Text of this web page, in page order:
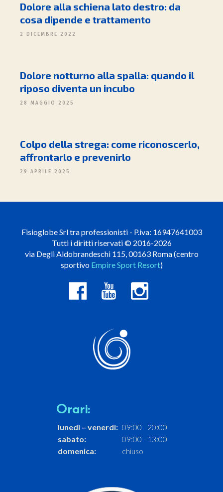
Dolore alla schiena lato destro: da
cosa dipende e trattamento
2 DICEMBRE 2022
Dolore notturno alla spalla: quando il
riposo diventa un incubo
28 MAGGIO 2025
Colpo della strega: come riconoscerlo,
affrontarlo e prevenirlo
29 APRILE 2025
Fisioglobe Srl tra professionisti - P.iva: 16947641003
Tutti i diritti riservati © 2016-2026
via Degli Aldobrandeschi 115, 00163 Roma (centro
sportivo Empire Sport Resort)
Orari:
lunedì – venerdì: 09:00 - 20:00
sabato:
09:00 - 13:00
domenica:
chiuso
Scopri di più